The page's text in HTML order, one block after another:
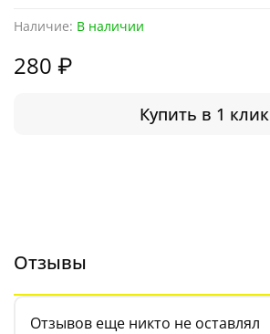
Наличие: В наличии
280 ₽
Купить в 1 клик
Отзывы
Отзывов еще никто не оставлял